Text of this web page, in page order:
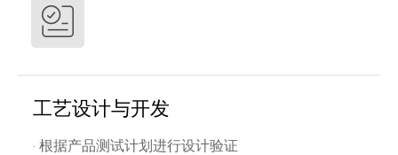
工艺设计与开发
· 根据产品测试计划进行设计验证